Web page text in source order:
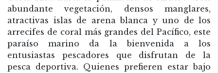
abundante vegetación, densos manglares,
atractivas islas de arena blanca y uno de los
arrecifes de coral más grandes del Pacífico, este
paraíso marino da la bienvenida a los
entusiastas pescadores que disfrutan de la
pesca deportiva. Quienes prefieren estar bajo